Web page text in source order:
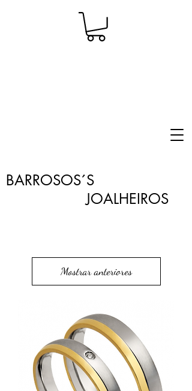
BARROSOS´S
JOALHEIROS
Mostrar anteriores